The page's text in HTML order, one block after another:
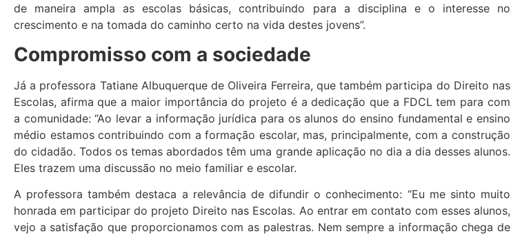
de maneira ampla as escolas básicas, contribuindo para a disciplina e o interesse no
crescimento e na tomada do caminho certo na vida destes jovens”.
Compromisso com a sociedade
Já a professora Tatiane Albuquerque de Oliveira Ferreira, que também participa do Direito nas
Escolas, afirma que a maior importância do projeto é a dedicação que a FDCL tem para com
a comunidade: “Ao levar a informação jurídica para os alunos do ensino fundamental e ensino
médio estamos contribuindo com a formação escolar, mas, principalmente, com a construção
do cidadão. Todos os temas abordados têm uma grande aplicação no dia a dia desses alunos.
Eles trazem uma discussão no meio familiar e escolar.
A professora também destaca a relevância de difundir o conhecimento: “Eu me sinto muito
honrada em participar do projeto Direito nas Escolas. Ao entrar em contato com esses alunos,
vejo a satisfação que proporcionamos com as palestras. Nem sempre a informação chega de